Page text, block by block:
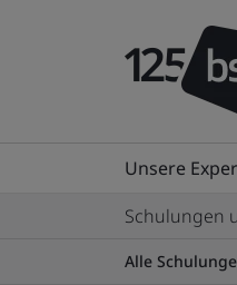
Unsere
Schulungen
Alle